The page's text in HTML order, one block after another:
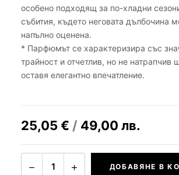
особено подходящ за по-хладни
събития, където неговата дълбочина
напълно оценена.
* Парфюмът се характеризира със
трайност и отчетлив, но не натрапчив
оставя елегантно впечатление.
25,05 € / 49,00 лв.
− 1 + ДОБАВЯНЕ В